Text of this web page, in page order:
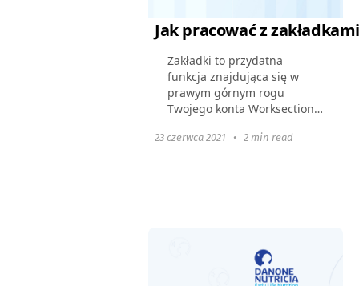
Jak pracować z zakładkami
Zakładki to przydatna
funkcja znajdująca się w
prawym górnym rogu
Twojego konta Worksection.
Możesz dodać wszystkie
23 czerwca 2021 • 2 min read